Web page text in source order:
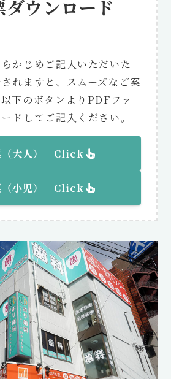
ダウンロード
かじめご記入いただいた
れますと、スムーズなご案
下のボタンよりPDFファ
ドしてご記入ください。
（大人） Click
小児） Click